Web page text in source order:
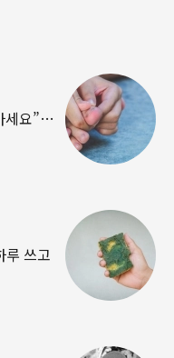
세요”…
루 쓰고